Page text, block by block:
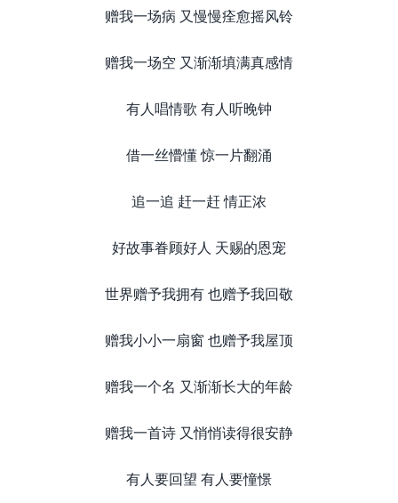
赠我一场病 又慢慢痊愈摇风铃
赠我一场空 又渐渐填满真感情
有人唱情歌 有人听晚钟
借一丝懵懂 惊一片翻涌
追一追 赶一赶 情正浓
好故事眷顾好人 天赐的恩宠
世界赠予我拥有 也赠予我回敬
赠我小小一扇窗 也赠予我屋顶
赠我一个名 又渐渐长大的年龄
赠我一首诗 又悄悄读得很安静
有人要回望 有人要憧憬